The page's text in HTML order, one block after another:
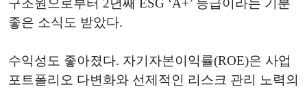
구조원으로부터 2년째 ESG ‘A+’ 등급이라는 기분
좋은 소식도 받았다.
수익성도 좋아졌다. 자기자본이익률(ROE)은 사업
포트폴리오 다변화와 선제적인 리스크 관리 노력의